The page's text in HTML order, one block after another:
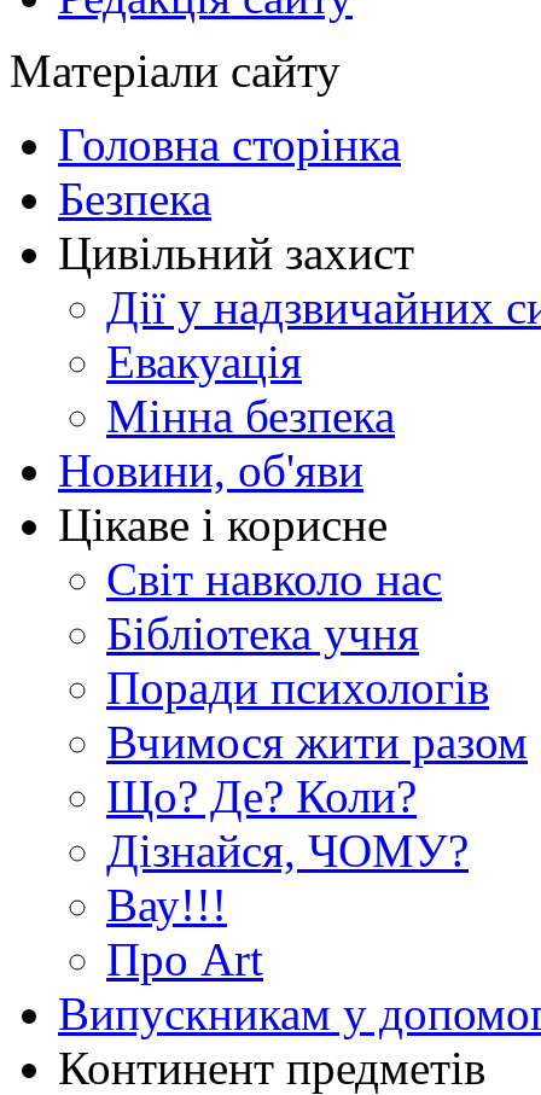
Матеріали сайту
Головна сторінка
Безпека
Цивільний захист
Дії у надзвичайних
Евакуація
Мінна безпека
Новини, об'яви
Цікаве і корисне
Світ навколо нас
Бібліотека учня
Поради психологів
Вчимося жити разом
Що? Де? Коли?
Дізнайся, ЧОМУ?
Вау!!!
Про Art
Випускникам у
Континент предметів